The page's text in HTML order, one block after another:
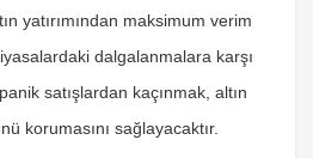
yatırımından maksimum verim
dalgalanmalara karşı
satışlardan kaçınmak, altın
korumasını sağlayacaktır.